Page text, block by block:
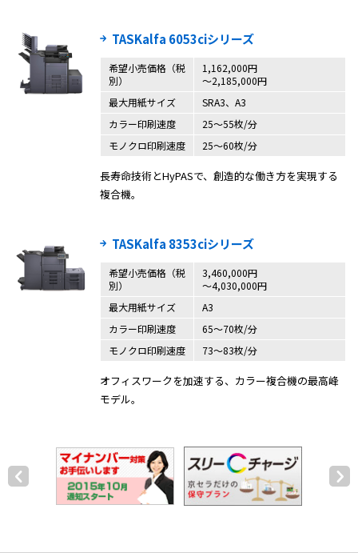
TASKalfa 6053ciシリーズ
希望小売価格（税
別）
1,162,000円
〜2,185,000円
最大用紙サイズ
SRA3、A3
カラー印刷速度
25〜55枚/分
モノクロ印刷速度
25〜60枚/分
長寿命技術とHyPASで、創造的な働き方を実現する
複合機。
TASKalfa 8353ciシリーズ
希望小売価格（税
別）
3,460,000円
〜4,030,000円
最大用紙サイズ
A3
カラー印刷速度
65～70枚/分
モノクロ印刷速度
73～83枚/分
オフィスワークを加速する、カラー複合機の最高峰
モデル。